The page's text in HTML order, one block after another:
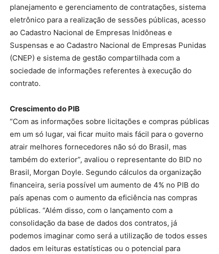
planejamento e gerenciamento de contratações, sistema
eletrônico para a realização de sessões públicas, acesso
ao Cadastro Nacional de Empresas Inidôneas e
Suspensas e ao Cadastro Nacional de Empresas Punidas
(CNEP) e sistema de gestão compartilhada com a
sociedade de informações referentes à execução do
contrato.
Crescimento do PIB
“Com as informações sobre licitações e compras públicas
em um só lugar, vai ficar muito mais fácil para o governo
atrair melhores fornecedores não só do Brasil, mas
também do exterior”, avaliou o representante do BID no
Brasil, Morgan Doyle. Segundo cálculos da organização
financeira, seria possível um aumento de 4% no PIB do
país apenas com o aumento da eficiência nas compras
públicas. “Além disso, com o lançamento com a
consolidação da base de dados dos contratos, já
podemos imaginar como será a utilização de todos esses
dados em leituras estatísticas ou o potencial para